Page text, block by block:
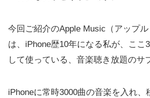
今回ご紹介のApple Music（アップル
は、iPhone歴10年になる私が、ここ
して使っている、音楽聴き放題のサ
iPhoneに常時3000曲の音楽を入れ、